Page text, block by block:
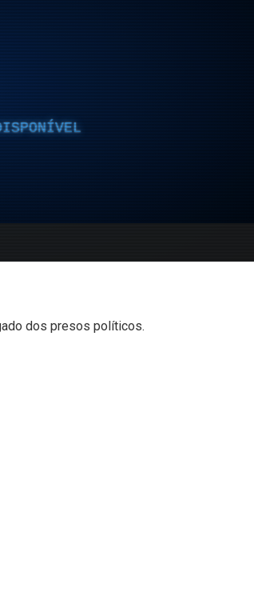
dos presos políticos.